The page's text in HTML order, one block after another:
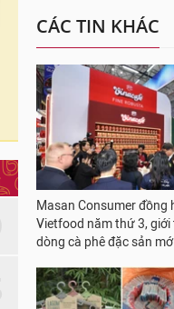
dùng sẽ chỉ mất tối
VinaPhone. Ngoài
của VinaPhone
Vui lòng truy cập
hàng 9191 (200đ/p)
In bài viết
TỪ KHÓA:
#Data
#data